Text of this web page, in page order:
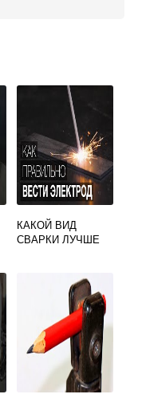
КАКОЙ ВИД
СВАРКИ ЛУЧШЕ